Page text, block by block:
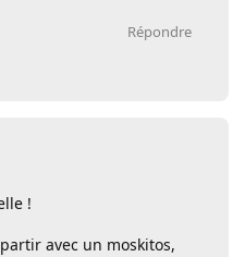
Répondre
!
avec un moskitos,